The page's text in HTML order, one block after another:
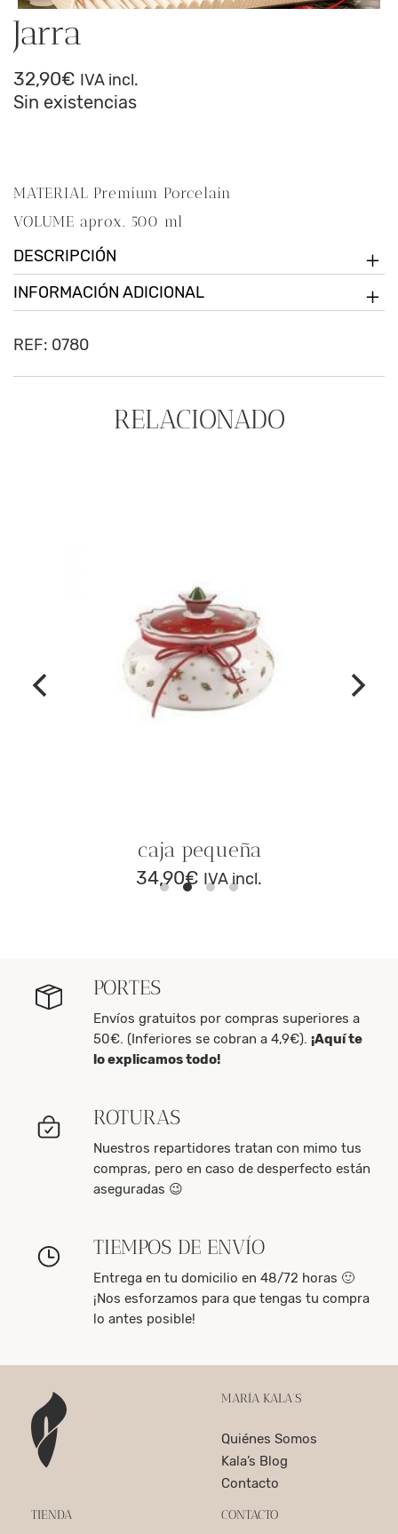
Jarra
32,90€ IVA incl.
Sin existencias
MATERIAL Premium Porcelain
VOLUME aprox. 500 ml
DESCRIPCIÓN
INFORMACIÓN ADICIONAL
REF: 0780
RELACIONADO
caja pequeña
34,90€ IVA incl.
PORTES
Envíos gratuitos por compras superiores a
50€. (Inferiores se cobran a 4,9€). ¡Aquí te
lo explicamos todo!
ROTURAS
Nuestros repartidores tratan con mimo tus
compras, pero en caso de desperfecto están
aseguradas 😉
TIEMPOS DE ENVÍO
Entrega en tu domicilio en 48/72 horas 🙂
¡Nos esforzamos para que tengas tu compra
lo antes posible!
MARÍA KALA’S
Quiénes Somos
Kala’s Blog
Contacto
TIENDA CONTACTO